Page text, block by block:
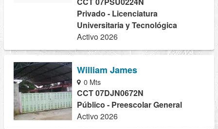
Privado - Licenciatura
Universitaria y Tecnológica
Activo 2026
William James
0 Mts
CCT 07DJN0672N
Público - Preescolar General
Activo 2026